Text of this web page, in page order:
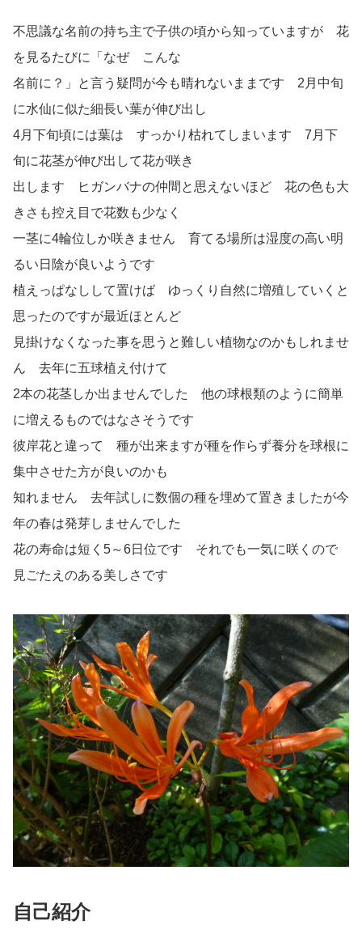
不思議な名前の持ち主で子供の頃から知っていますが 花
を見るたびに「なぜ こんな
名前に？」と言う疑問が今も晴れないままです 2月中旬
に水仙に似た細長い葉が伸び出し
4月下旬頃には葉は すっかり枯れてしまいます 7月下
旬に花茎が伸び出して花が咲き
出します ヒガンバナの仲間と思えないほど 花の色も大
きさも控え目で花数も少なく
一茎に4輪位しか咲きません 育てる場所は湿度の高い明
るい日陰が良いようです
植えっぱなしして置けば ゆっくり自然に増殖していくと
思ったのですが最近ほとんど
見掛けなくなった事を思うと難しい植物なのかもしれませ
ん 去年に五球植え付けて
2本の花茎しか出ませんでした 他の球根類のように簡単
に増えるものではなさそうです
彼岸花と違って 種が出来ますが種を作らず養分を球根に
集中させた方が良いのかも
知れません 去年試しに数個の種を埋めて置きましたが今
年の春は発芽しませんでした
花の寿命は短く5～6日位です それでも一気に咲くので
見ごたえのある美しさです
自己紹介